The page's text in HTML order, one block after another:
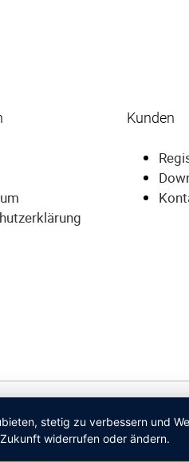
Kunden
stetig zu verbessern und
widerrufen oder ändern.